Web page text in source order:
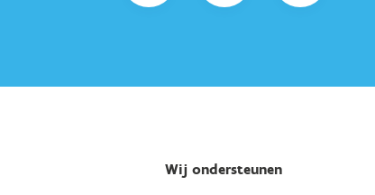
Wij ondersteunen